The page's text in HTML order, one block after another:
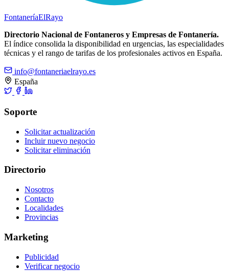
FontaneríaElRayo
Directorio Nacional de Fontaneros y Empresas de Fontanería.
El índice consolida la disponibilidad en urgencias, las especialidades
técnicas y el rango de tarifas de los profesionales activos en España.
info@fontaneriaelrayo.es
España
Soporte
Solicitar actualización
Incluir nuevo negocio
Solicitar eliminación
Directorio
Nosotros
Contacto
Localidades
Provincias
Marketing
Publicidad
Verificar negocio